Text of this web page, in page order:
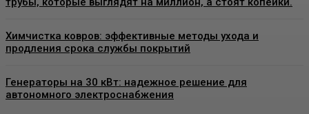
Химчистка ковров: эффективные методы ухода и
продления срока службы покрытий
Генераторы на 30 кВт: надежное решение для
автономного электроснабжения